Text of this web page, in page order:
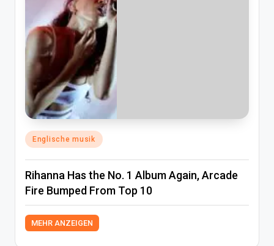
Posted
in
Englische musik
Rihanna Has the No. 1 Album Again, Arcade
Fire Bumped From Top 10
MEHR ANZEIGEN